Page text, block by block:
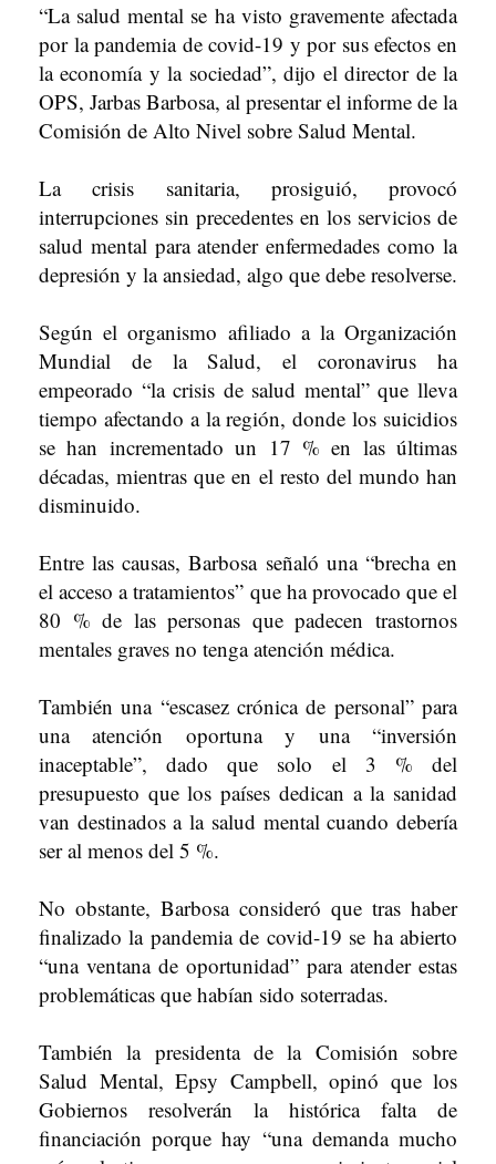
“La salud mental se ha visto gravemente afectada
por la pandemia de covid-19 y por sus efectos en
la economía y la sociedad”, dijo el director de la
OPS, Jarbas Barbosa, al presentar el informe de la
Comisión de Alto Nivel sobre Salud Mental.
La crisis sanitaria, prosiguió, provocó
interrupciones sin precedentes en los servicios de
salud mental para atender enfermedades como la
depresión y la ansiedad, algo que debe resolverse.
Según el organismo afiliado a la Organización
Mundial de la Salud, el coronavirus ha
empeorado “la crisis de salud mental” que lleva
tiempo afectando a la región, donde los suicidios
se han incrementado un 17 % en las últimas
décadas, mientras que en el resto del mundo han
disminuido.
Entre las causas, Barbosa señaló una “brecha en
el acceso a tratamientos” que ha provocado que el
80 % de las personas que padecen trastornos
mentales graves no tenga atención médica.
También una “escasez crónica de personal” para
una atención oportuna y una “inversión
inaceptable”, dado que solo el 3 % del
presupuesto que los países dedican a la sanidad
van destinados a la salud mental cuando debería
ser al menos del 5 %.
No obstante, Barbosa consideró que tras haber
finalizado la pandemia de covid-19 se ha abierto
“una ventana de oportunidad” para atender estas
problemáticas que habían sido soterradas.
También la presidenta de la Comisión sobre
Salud Mental, Epsy Campbell, opinó que los
Gobiernos resolverán la histórica falta de
financiación porque hay “una demanda mucho